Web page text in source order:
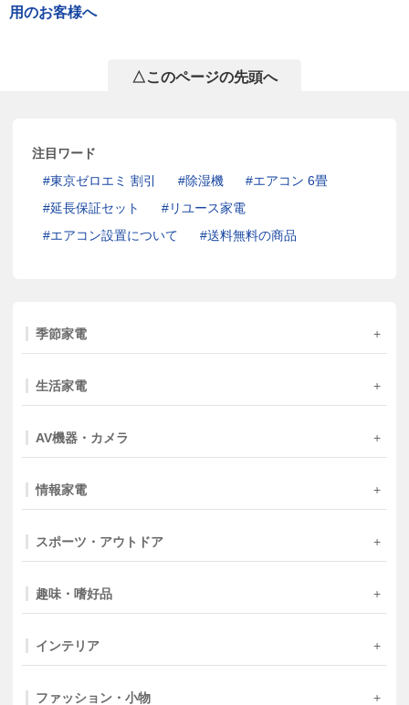
用のお客様へ
△このページの先頭へ
注目ワード
東京ゼロエミ 割引
除湿機
エアコン 6畳
延長保証セット
リユース家電
エアコン設置について
送料無料の商品
季節家電
生活家電
AV機器・カメラ
情報家電
スポーツ・アウトドア
趣味・嗜好品
インテリア
ファッション・小物